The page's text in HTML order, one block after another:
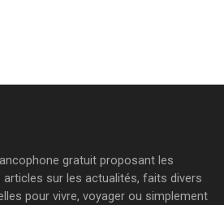
gratuit proposant les
articles sur les actualités, faits divers
pour vivre, voyager ou simplement